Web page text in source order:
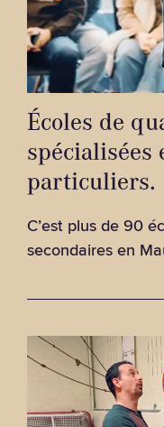
Écoles de
spécialisées
particuliers.
C’est plus de 90
secondaires en